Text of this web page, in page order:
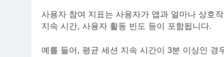
사용자 참여 지표는 사용자가 앱과 얼마나 상호
지속 시간, 사용자 활동 빈도 등이 포함됩니다.
예를 들어, 평균 세션 지속 시간이 3분 이상인